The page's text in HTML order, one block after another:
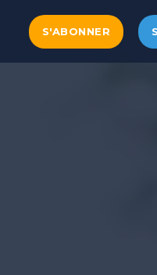
S'ABONNER